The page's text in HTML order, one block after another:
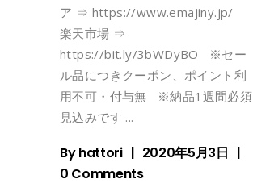
ア ⇒ https://www.emajiny.jp/
楽天市場 ⇒
https://bit.ly/3bWDyBO ※セー
ル品につきクーポン、ポイント利
用不可・付与無 ※納品1週間必須
見込みです
Byhattori
2020年5月3日
0 Comments